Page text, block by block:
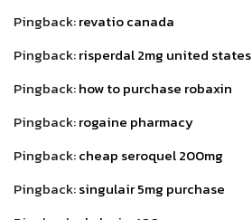
Pingback:revatio canada
Pingback:risperdal 2mg united states
Pingback:how to purchase robaxin
Pingback:rogaine pharmacy
Pingback:cheap seroquel 200mg
Pingback:singulair 5mg purchase